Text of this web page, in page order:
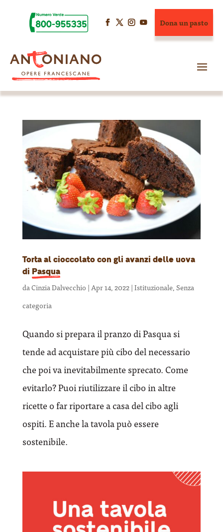
    Dona un pasto
Torta al cioccolato con gli avanzi delle uova
di Pasqua
daCinzia Dalvecchio |Apr 14, 2022|Istituzionale,Senza
categoria
Quando si prepara il pranzo di Pasqua si
tende ad acquistare più cibo del necessario
che poi va inevitabilmente sprecato. Come
evitarlo? Puoi riutilizzare il cibo in altre
ricette o far riportare a casa del cibo agli
ospiti. E anche la tavola può essere
sostenibile.